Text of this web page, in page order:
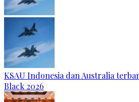
KSAU Indonesia dan Australia
Black 2026